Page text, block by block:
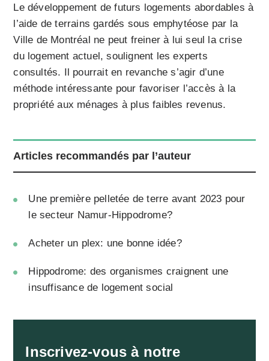
Le développement de futurs logements abordables à
l’aide de terrains gardés sous emphytéose par la
Ville de Montréal ne peut freiner à lui seul la crise
du logement actuel, soulignent les experts
consultés. Il pourrait en revanche s’agir d’une
méthode intéressante pour favoriser l’accès à la
propriété aux ménages à plus faibles revenus.
Articles recommandés par l’auteur
Une première pelletée de terre avant 2023 pour
le secteur Namur-Hippodrome?
Acheter un plex: une bonne idée?
Hippodrome: des organismes craignent une
insuffisance de logement social
Inscrivez-vous à notre